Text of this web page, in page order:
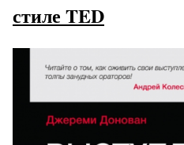
стиле TED